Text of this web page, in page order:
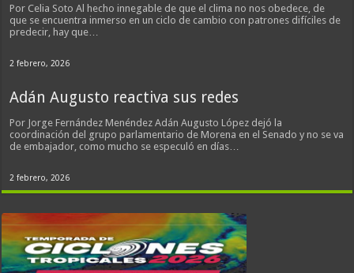
Por Celia Soto Al hecho innegable de que el clima no nos obedece, de
que se encuentra inmerso en un ciclo de cambio con patrones difíciles de
predecir, hay que…
2 febrero, 2026
Adán Augusto reactiva sus redes
Por Jorge Fernández Menéndez Adán Augusto López dejó la
coordinación del grupo parlamentario de Morena en el Senado y no se va
de embajador, como mucho se especuló en días…
2 febrero, 2026